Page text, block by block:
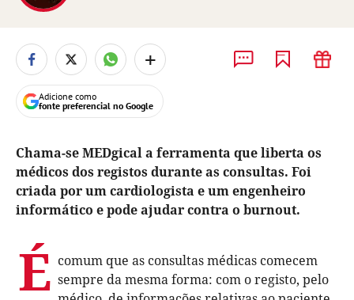
+
Adicione como
fonte preferencial no Google
Chama-se MEDgical a ferramenta que liberta os
médicos dos registos durante as consultas. Foi
criada por um cardiologista e um engenheiro
informático e pode ajudar contra o burnout.
É comum que as consultas médicas comecem
sempre da mesma forma: com o registo, pelo